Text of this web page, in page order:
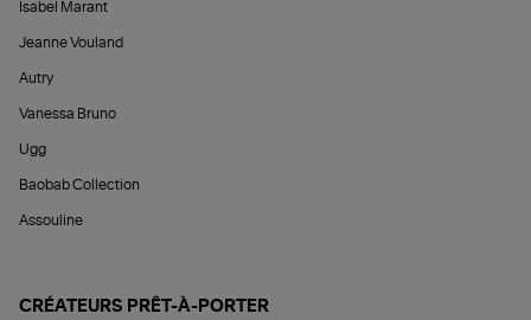
Isabel Marant
Jeanne Vouland
Autry
Vanessa Bruno
Ugg
Baobab Collection
Assouline
CRÉATEURS PRÊT-À-PORTER